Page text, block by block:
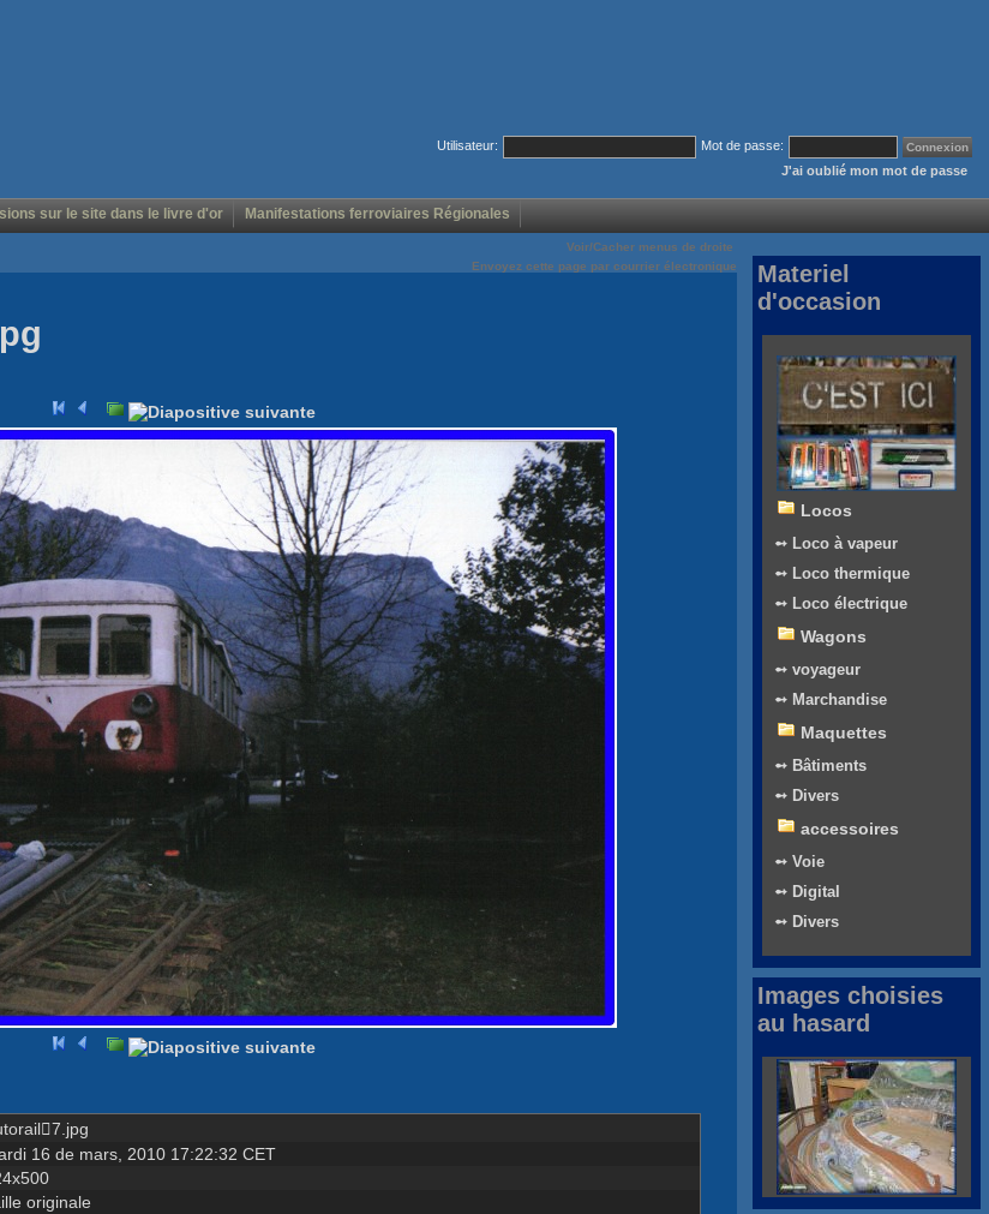
Utilisateur:
Mot de passe:
J'ai oublié mon mot de passe
sur le site dans le livre d'or Manifestations ferroviaires Régionales
Voir/Cacher menus de droite
Envoyez cette page par courrier électronique
16 de mars, 2010 17:22:32 CET
originale
Materiel
d'occasion
Locos
➻ Loco à vapeur
➻ Loco thermique
➻ Loco électrique
Wagons
➻ voyageur
➻ Marchandise
Maquettes
➻ Bâtiments
➻ Divers
accessoires
➻ Voie
➻ Digital
➻ Divers
Images choisies
au hasard